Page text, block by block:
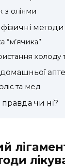
з оліями
методи
“м’ячика”
холоду
та мед
чи ні?